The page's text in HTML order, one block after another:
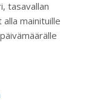
tasavallan
mainituille